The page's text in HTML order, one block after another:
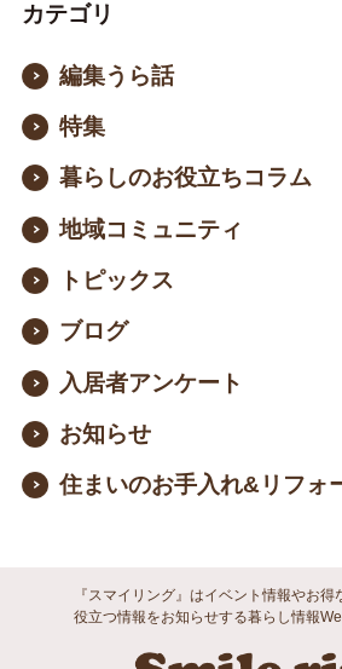
カテゴリ
編集うら話
特集
暮らしのお役立ちコラム
地域コミュニティ
トピックス
ブログ
入居者アンケート
お知らせ
住まいのお手入れ&リフォ
『スマイリング』はイベント情報やお得
役立つ情報をお知らせする暮らし情報